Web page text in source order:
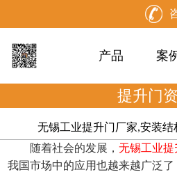
产品 案
提升门
无锡工业提升门厂家,安装结
随着社会的发展，无锡工业提
我国市场中的应用也越来越广泛